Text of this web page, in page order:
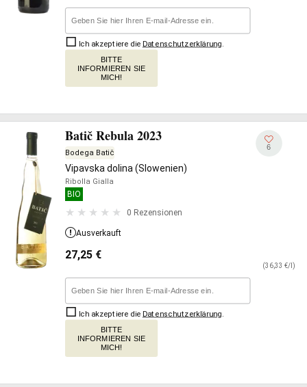
Ich akzeptiere die Datenschutzerklärung
BITTE
INFORMIEREN SIE
MICH!
Batič Rebula 2023
Bodega Batič
Vipavska dolina (Slowenien)
Ribolla Gialla
BIO
0 Rezensionen
6
Ausverkauft
27,25 €
(36,33 €/l)
Ich akzeptiere die Datenschutzerklärung
BITTE
INFORMIEREN SIE
MICH!